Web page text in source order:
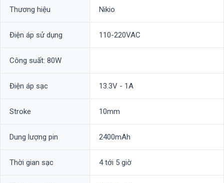
Thương hiệu Nikio
Điện áp sử dụng 110-220VAC
Công suất: 80W
Điện áp sạc 13.3V - 1A
Stroke 10mm
Dung lượng pin 2400mAh
Thời gian sạc 4 tới 5 giờ